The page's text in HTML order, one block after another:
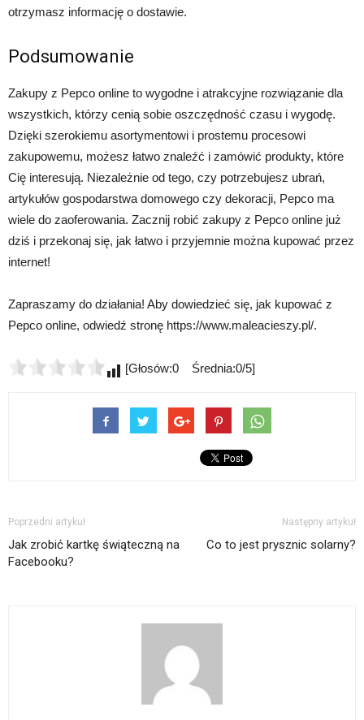
otrzymasz informację o dostawie.
Podsumowanie
Zakupy z Pepco online to wygodne i atrakcyjne rozwiązanie dla
wszystkich, którzy cenią sobie oszczędność czasu i wygodę.
Dzięki szerokiemu asortymentowi i prostemu procesowi
zakupowemu, możesz łatwo znaleźć i zamówić produkty, które
Cię interesują. Niezależnie od tego, czy potrzebujesz ubrań,
artykułów gospodarstwa domowego czy dekoracji, Pepco ma
wiele do zaoferowania. Zacznij robić zakupy z Pepco online już
dziś i przekonaj się, jak łatwo i przyjemnie można kupować przez
internet!
Zapraszamy do działania! Aby dowiedzieć się, jak kupować z
Pepco online, odwiedź stronę https://www.maleacieszy.pl/.
[Głosów:0 Średnia:0/5]
Poprzedni artykuł
Jak zrobić kartkę świąteczną na
Facebooku?
Następny artykuł
Co to jest prysznic solarny?